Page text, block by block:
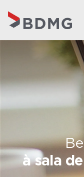
à sala